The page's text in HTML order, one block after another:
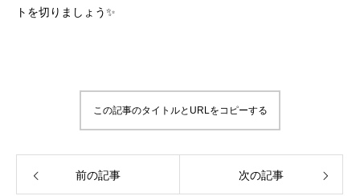
トを切りましょう✨
この記事のタイトルとURLをコピーする
前の記事 次の記事